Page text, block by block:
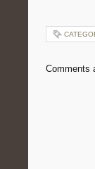
Comments